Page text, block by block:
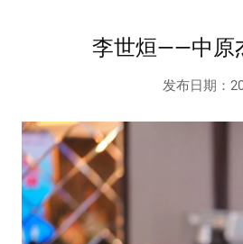
李世烜——中原
发布日期：